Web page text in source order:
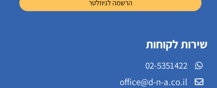
שירות לקוחות
02-5351422
office@d-n-a.co.il